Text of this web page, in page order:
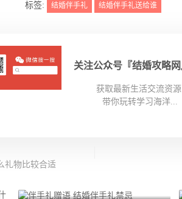
标签: 结婚伴手礼 结婚伴手礼送给谁
关注公众号『结婚攻略网
获取最新生活交流资源
带你玩转学习海洋...
礼物比较合适